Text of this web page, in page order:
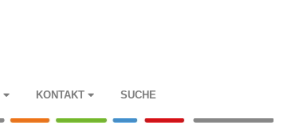
KON­TAKT SUCHE